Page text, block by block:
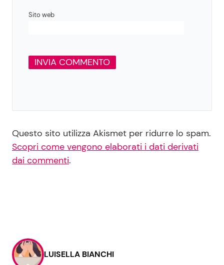
Sito web
Questo sito utilizza Akismet per ridurre lo spam.
Scopri come vengono elaborati i dati derivati
dai commenti.
LUISELLA BIANCHI